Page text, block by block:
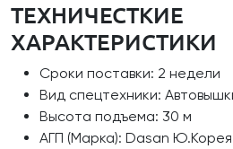
ТЕХНИЧЕСТКИЕ
ХАРАКТЕРИСТИКИ
Сроки поставки: 2 недели
Вид спецтехники:
Высота подъема: 30 м
АГП (Марка): Dasan Ю.Корея